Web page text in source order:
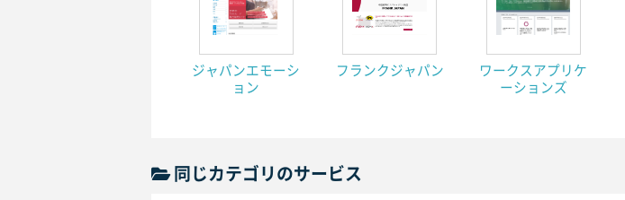
ジャパンエモーシ
ョン
フランクジャパン
ワークスアプリケ
ーションズ
同じカテゴリのサービス